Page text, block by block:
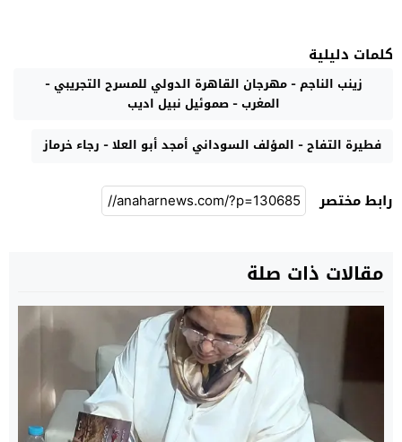
كلمات دليلية
زينب الناجم - مهرجان القاهرة الدولي للمسرح التجريبي -
المغرب - صموئيل نبيل اديب
فطيرة التفاح - المؤلف السوداني أمجد أبو العلا - رجاء خرماز
رابط مختصر
مقالات ذات صلة